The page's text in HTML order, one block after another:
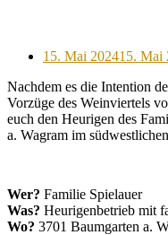
Posted
15. Mai 202415. Mai
Nachdem es die Intention
Vorzüge des Weinviertels
euch den Heurigen des
a. Wagram im
Wer? Familie Spielauer
Was? Heurigenbetrieb mit
Wo? 3701 Baumgarten a.